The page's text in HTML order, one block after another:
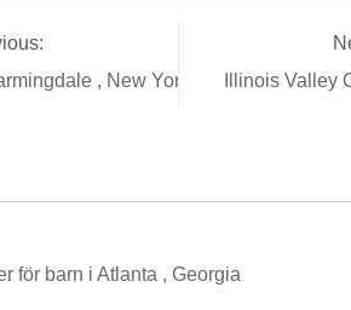
, New York
Illinois Valley
för barn i Atlanta , Georgia